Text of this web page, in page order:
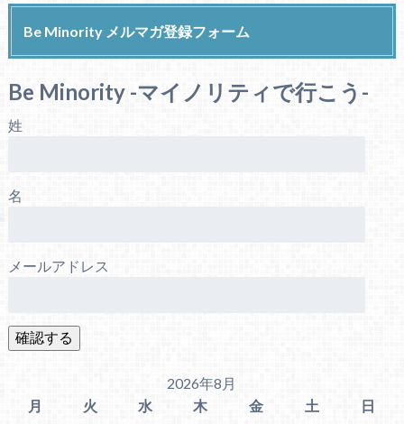
Be Minority メルマガ登録フォーム
Be Minority -マイノリティで行こう-
姓
名
メールアドレス
2026年8月
月
火 水 木 金 土
日